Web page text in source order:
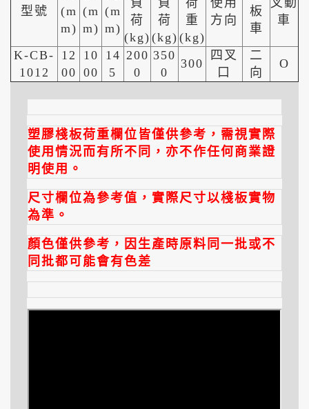
型號
(m
m)
(m
m)
(m
m)
荷
(kg)
荷
(kg)
重
(kg)
方向
板
車
車
K-CB-
1012
12
00
10
00
14
5
200
0
350
0
300
四叉
口
二
向
O
塑膠棧板荷重欄位皆僅供參考，需視實際
使用情況而有所不同，亦不作任何商業證
明使用。
尺寸欄位為參考值，實際尺寸以棧板實物
為準。
顏色僅供參考，因生產時原料同一批或不
同批都可能會有色差